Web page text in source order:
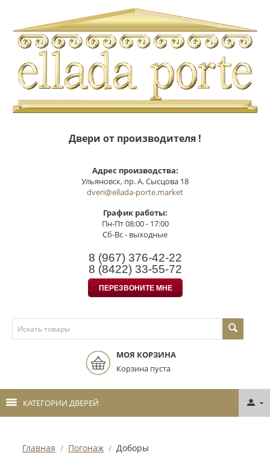
Двери от производителя !
Адрес производства:
Ульяновск, пр. А. Сысцова 18
dveri@ellada-porte.market
График работы:
Пн-Пт 08:00 - 17:00
Сб-Вс - выходные
8 (967) 376-42-22
8 (8422) 33-55-72
ПЕРЕЗВОНИТЕ МНЕ
МОЯ КОРЗИНА
Корзина пуста
КАТЕГОРИИ ДВЕРЕЙ
Главная / Погонаж / Доборы